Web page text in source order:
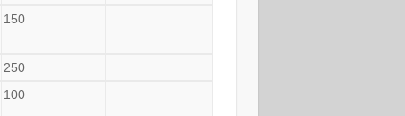
150
250
100